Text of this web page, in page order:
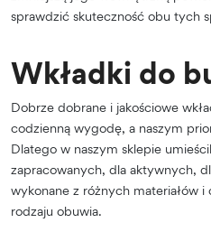
sprawdzić skuteczność obu tych
Wkładki do
Dobrze dobrane i jakościowe
codzienną wygodę, a naszym
Dlatego w naszym sklepie
zapracowanych, dla aktywnych,
wykonane z różnych materiałów
rodzaju obuwia.